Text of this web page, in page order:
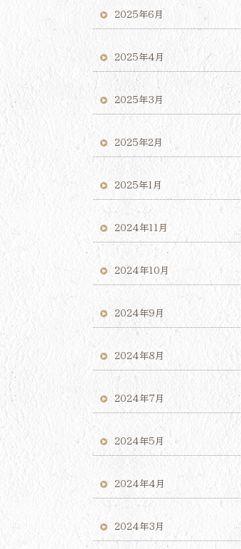
2025年6月
2025年4月
2025年3月
2025年2月
2025年1月
2024年11月
2024年10月
2024年9月
2024年8月
2024年7月
2024年5月
2024年4月
2024年3月